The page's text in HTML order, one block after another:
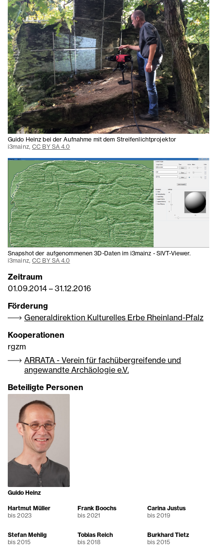
Guido Heinz bei der Aufnahme mit dem Streifenlichtprojektor
i3mainz,CC BY SA 4.0
Snapshot der aufgenommenen 3D-Daten im i3mainz - SIVT-Viewer.
i3mainz,CC BY SA 4.0
Zeitraum
01.09.2014 – 31.12.2016
Förderung
Generaldirektion Kulturelles Erbe Rheinland-Pfalz
Kooperationen
rgzm
ARRATA - Verein für fachübergreifende und
angewandte Archäologie e.V.
Beteiligte Personen
Guido Heinz
Hartmut Müller
bis 2023
Frank Boochs
bis 2021
Carina Justus
bis 2019
Stefan Mehlig
bis 2015
Tobias Reich
bis 2018
Burkhard Tietz
bis 2015